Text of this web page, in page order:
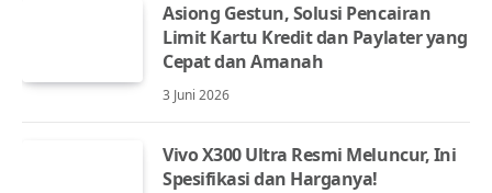
Asiong Gestun, Solusi Pencairan
Limit Kartu Kredit dan Paylater yang
Cepat dan Amanah
3 Juni 2026
Vivo X300 Ultra Resmi Meluncur, Ini
Spesifikasi dan Harganya!